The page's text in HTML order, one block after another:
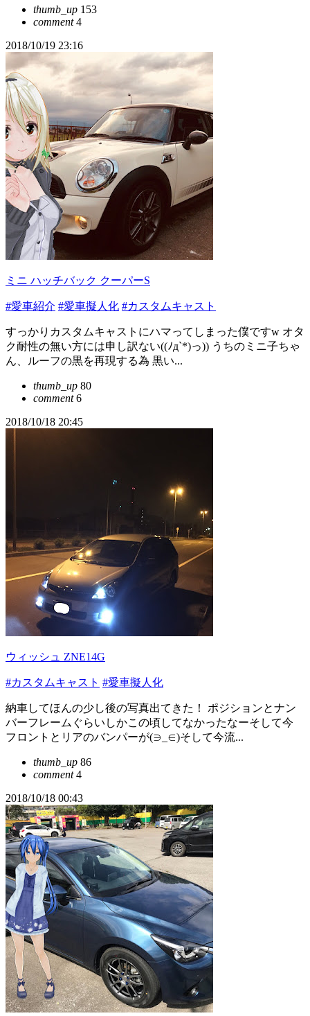
thumb_up 153
comment4
2018/10/19 23:16
ミニ ハッチバック クーパーS
#愛車紹介 #愛車擬人化 #カスタムキャスト
すっかりカスタムキャストにハマってしまった僕ですw オタ
ク耐性の無い方には申し訳ない((ﾉд`*)っ)) うちのミニ子ちゃ
ん、ルーフの黒を再現する為 黒い...
thumb_up 80
comment6
2018/10/18 20:45
ウィッシュ ZNE14G
#カスタムキャスト #愛車擬人化
納車してほんの少し後の写真出てきた！ ポジションとナン
バーフレームぐらいしかこの頃してなかったなーそして今
フロントとリアのバンパーが(∋_∈)そして今流...
thumb_up 86
comment4
2018/10/18 00:43